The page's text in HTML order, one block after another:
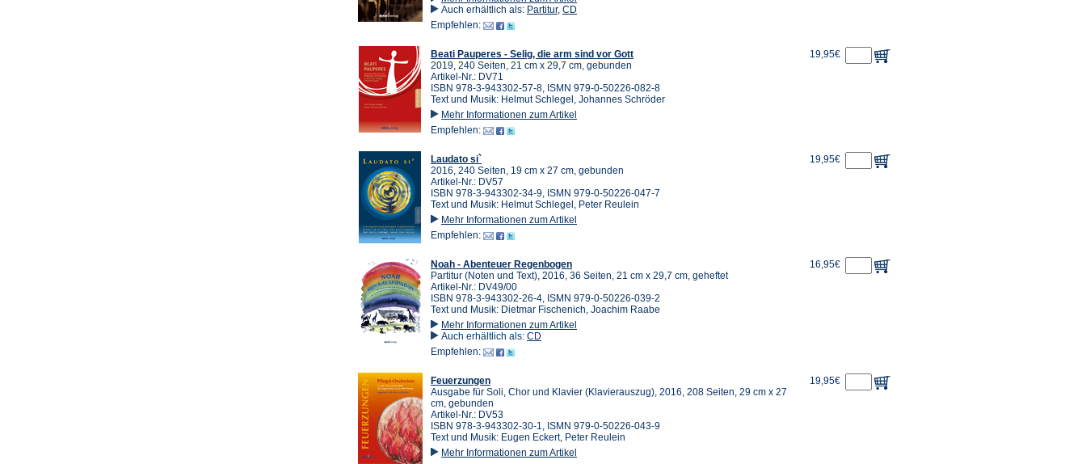
Auch erhältlich als: Partitur, CD
Empfehlen:
Beati Pauperes - Selig, die arm sind vor Gott
2019, 240 Seiten, 21 cm x 29,7 cm, gebunden
Artikel-Nr.: DV71
ISBN 978-3-943302-57-8, ISMN 979-0-50226-082-8
Text und Musik: Helmut Schlegel, Johannes Schröder
Mehr Informationen zum Artikel
Empfehlen:
19,95€
Laudato si`
2016, 240 Seiten, 19 cm x 27 cm, gebunden
Artikel-Nr.: DV57
ISBN 978-3-943302-34-9, ISMN 979-0-50226-047-7
Text und Musik: Helmut Schlegel, Peter Reulein
Mehr Informationen zum Artikel
Empfehlen:
19,95€
Noah - Abenteuer Regenbogen
Partitur (Noten und Text), 2016, 36 Seiten, 21 cm x 29,7 cm, geheftet
Artikel-Nr.: DV49/00
ISBN 978-3-943302-26-4, ISMN 979-0-50226-039-2
Text und Musik: Dietmar Fischenich, Joachim Raabe
Mehr Informationen zum Artikel
Auch erhältlich als: CD
Empfehlen:
16,95€
Feuerzungen
Ausgabe für Soli, Chor und Klavier (Klavierauszug), 2016, 208 Seiten, 29 cm x 27
cm, gebunden
Artikel-Nr.: DV53
ISBN 978-3-943302-30-1, ISMN 979-0-50226-043-9
Text und Musik: Eugen Eckert, Peter Reulein
Mehr Informationen zum Artikel
19,95€